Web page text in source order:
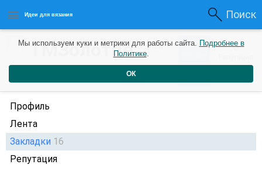
Идеи для вязания Поиск
ТМЗолотце8 дней 0 0
Профиль
Лента
Закладки 16
Репутация
Мы используем куки и метрики для работы сайта. Подробнее в
Политике.
ОК